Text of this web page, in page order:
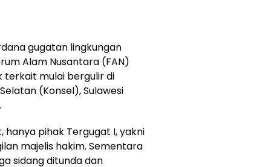
gugatan lingkungan
Alam Nusantara (FAN)
terkait mulai bergulir di
(Konsel), Sulawesi
pihak Tergugat I, yakni
majelis hakim. Sementara
sidang ditunda dan